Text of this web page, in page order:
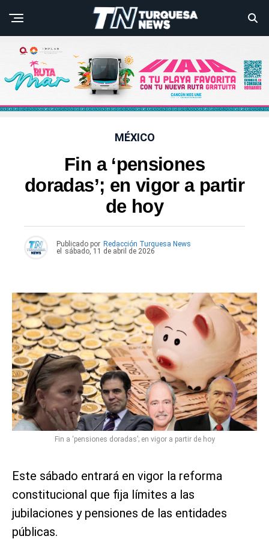
MÉXICO
Fin a ‘pensiones
doradas’; en vigor a partir
de hoy
Publicado por Redacción Turquesa News
el
sábado, 11 de abril de 2026
Fin a ‘pensiones doradas’; en vigor a partir de hoy
Este sábado entrará en vigor la reforma
constitucional que fija límites a las
jubilaciones y pensiones de las entidades
públicas.